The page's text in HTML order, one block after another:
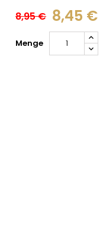
8,95 € 8,45 €
Menge